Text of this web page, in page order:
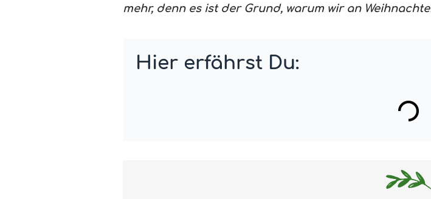
mehr, denn es ist der Grund, warum wir an
Hier erfährst Du: